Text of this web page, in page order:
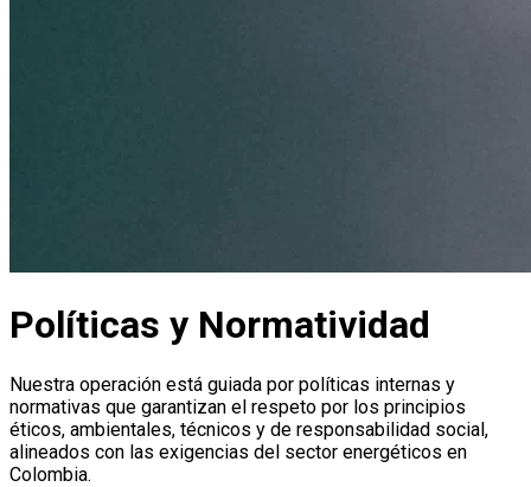
Políticas y Normatividad
Nuestra operación está guiada por políticas internas y
normativas que garantizan el respeto por los principios
éticos, ambientales, técnicos y de responsabilidad social,
alineados con las exigencias del sector energéticos en
Colombia.